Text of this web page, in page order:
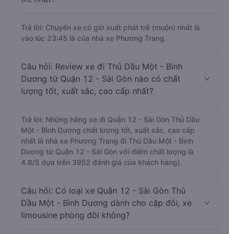
Trả lời: Chuyến xe có giờ xuất phát trễ (muộn) nhất là
vào lúc 23:45 là của nhà xe Phương Trang.
Câu hỏi: Review xe đi Thủ Dầu Một - Bình
Dương từ Quận 12 - Sài Gòn nào có chất
lượng tốt, xuất sắc, cao cấp nhất?
Trả lời: Những hãng xe đi Quận 12 - Sài Gòn Thủ Dầu
Một - Bình Dương chất lượng tốt, xuất sắc, cao cấp
nhất là nhà xe Phương Trang đi Thủ Dầu Một - Bình
Dương từ Quận 12 - Sài Gòn với điểm chất lượng là
4.8/5 dựa trên 3952 đánh giá của khách hàng).
Câu hỏi: Có loại xe Quận 12 - Sài Gòn Thủ
Dầu Một - Bình Dương dành cho cặp đôi, xe
limousine phòng đôi không?